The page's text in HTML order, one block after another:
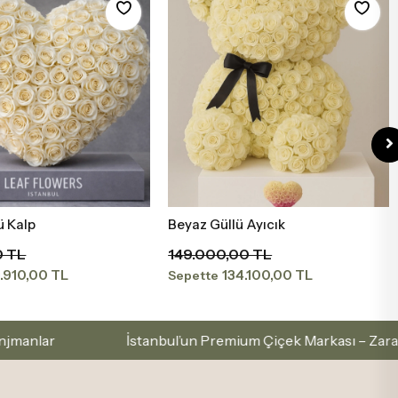
Sepete Ekle
Kalp
TL
TL
Sepete Ekle
Beyaz Güllü Ayıcık
149.000,00 TL
Sepette 134.100,00 TL
Premium Çiçek Markası – Zarafetle Seç, Sevgiyle